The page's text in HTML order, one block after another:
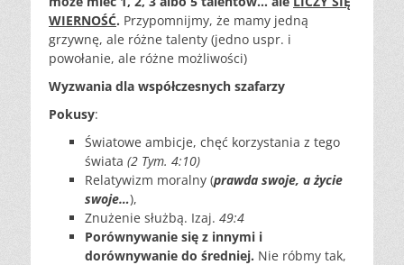
WIERNOŚĆ. Przypomnijmy, że mamy jedną
grzywnę, ale różne talenty (jedno uspr. i
powołanie, ale różne możliwości)
Wyzwania dla współczesnych szafarzy
Pokusy:
Światowe ambicje, chęć korzystania z tego
świata (2 Tym. 4:10)
Relatywizm moralny (prawda swoje, a życie
swoje…),
Znużenie służbą. Izaj. 49:4
Porównywanie się z innymi i
dorównywanie do średniej. Nie róbmy tak,